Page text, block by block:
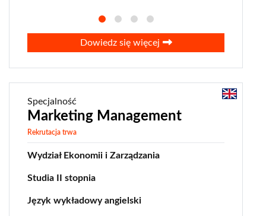
prawa człowieka
sport
stosunki międzynarodowe
sztuczna inteligencja (AI)
technologie
usługi finansowe
wizualizacja danych
Dowiedz się więcej
Specjalność
Marketing Management
Rekrutacja trwa
Wydział Ekonomii i Zarządzania
Studia II stopnia
Język wykładowy angielski